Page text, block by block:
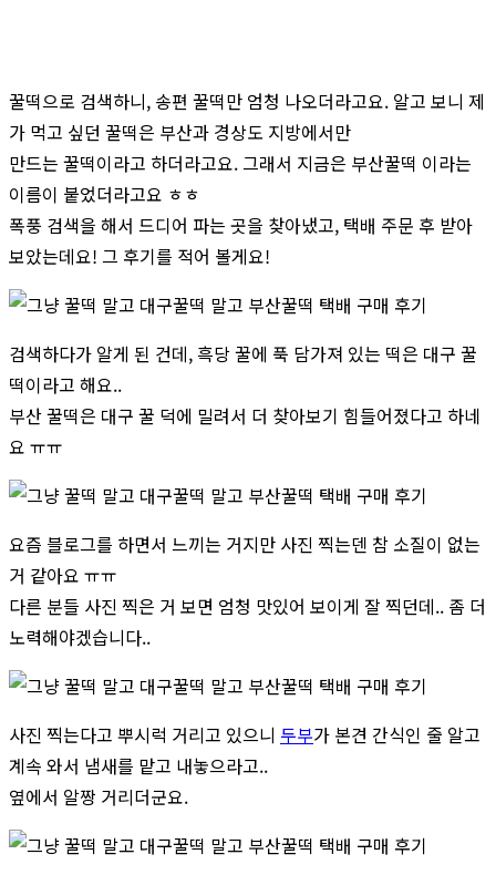
꿀떡으로 검색하니, 송편 꿀떡만 엄청 나오더라고요. 알고 보니 제
가 먹고 싶던 꿀떡은 부산과 경상도 지방에서만
만드는 꿀떡이라고 하더라고요. 그래서 지금은 부산꿀떡 이라는
이름이 붙었더라고요 ㅎㅎ
폭풍 검색을 해서 드디어 파는 곳을 찾아냈고, 택배 주문 후 받아
보았는데요! 그 후기를 적어 볼게요!
검색하다가 알게 된 건데, 흑당 꿀에 푹 담가져 있는 떡은 대구 꿀
떡이라고 해요..
부산 꿀떡은 대구 꿀 덕에 밀려서 더 찾아보기 힘들어졌다고 하네
요 ㅠㅠ
요즘 블로그를 하면서 느끼는 거지만 사진 찍는덴 참 소질이 없는
거 같아요 ㅠㅠ
다른 분들 사진 찍은 거 보면 엄청 맛있어 보이게 잘 찍던데.. 좀 더
노력해야겠습니다..
사진 찍는다고 뿌시럭 거리고 있으니 두부가 본견 간식인 줄 알고
계속 와서 냄새를 맡고 내놓으라고..
옆에서 알짱 거리더군요.